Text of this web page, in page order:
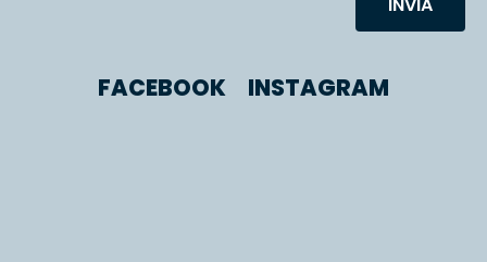
INVIA
FACEBOOK INSTAGRAM